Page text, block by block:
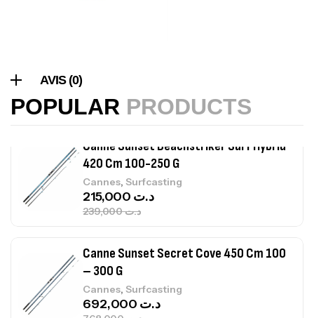
AVIS (0)
POPULAR PRODUCTS
د.ت
د.ت215,000
Canne Sunset Secret Cove 450 Cm 100
– 300 G
Cannes,Surfcasting
د.ت692,000
Canne Sunset Secret Cove 420 Cm 100
– 300 G
Cannes,Surfcasting
د.ت 673,000